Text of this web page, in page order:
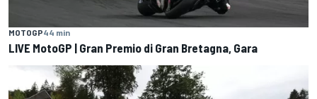
MOTOGP44 min
LIVE MotoGP | Gran Premio di Gran Bretagna, Gara